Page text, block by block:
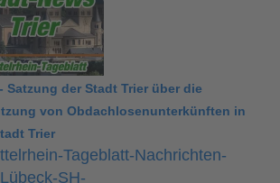
Satzung der Stadt Trier über die
von Obdachlosenunterkünften in
Trier